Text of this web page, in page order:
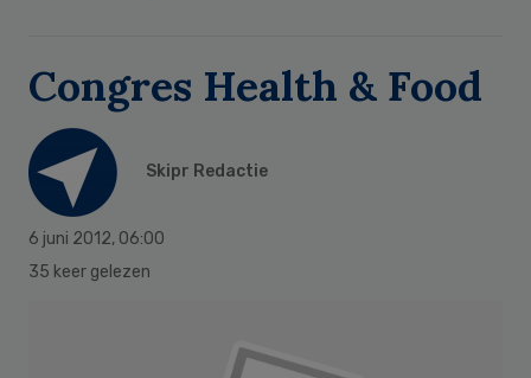
Congres Health & Food
Skipr Redactie
6 juni 2012, 06:00
35 keer gelezen